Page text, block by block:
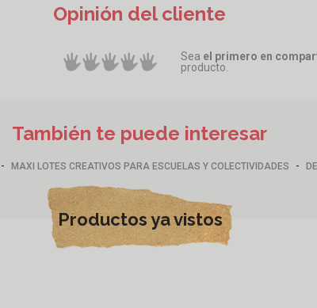
Opinión del cliente
Sea el primero en
producto.
También te puede interesar
- MAXI LOTES CREATIVOS PARA ESCUELAS Y COLECTIVIDADES -
Productos ya vistos